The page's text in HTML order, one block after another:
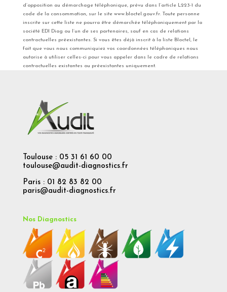
d’opposition au démarchage téléphonique, prévu dans l’article L223-1 du
code de la consommation, sur le site www.bloctel.gouv.fr. Toute personne
inscrite sur cette liste ne pourra être démarchée téléphoniquement par la
société EDI Diag ou l’un de ses partenaires, sauf en cas de relations
contractuelles préexistantes. Si vous êtes déjà inscrit à la liste Bloctel, le
fait que vous nous communiquiez vos coordonnées téléphoniques nous
autorise à utiliser celles-ci pour vous appeler dans le cadre de relations
contractuelles existantes ou préexistantes uniquement.
Toulouse : 05 31 61 60 00
toulouse@audit-diagnostics.fr
Paris : 01 82 83 82 00
paris@audit-diagnostics.fr
Nos Diagnostics